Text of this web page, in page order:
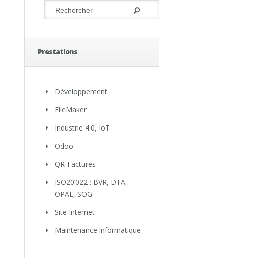
Prestations
Développement
FileMaker
Industrie 4.0, IoT
Odoo
QR-Factures
ISO20’022 : BVR, DTA,
OPAE, SOG
Site Internet
Maintenance informatique